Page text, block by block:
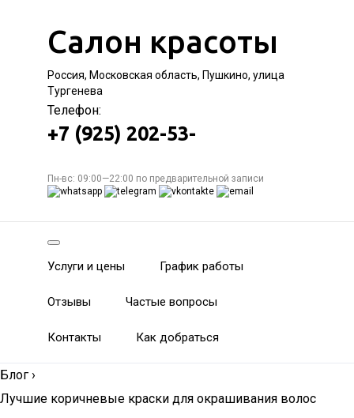
Салон красоты
Россия, Московская область, Пушкино, улица
Тургенева
Телефон:
+7 (925) 202-53-
Пн-вс: 09:00—22:00 по предварительной записи
Услуги и цены График работы
Отзывы Частые вопросы
Контакты Как добраться
Блог ›
Лучшие коричневые краски для окрашивания волос